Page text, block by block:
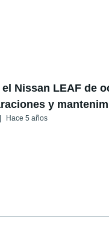
Nissan LEAF de
y
Hace 5 años